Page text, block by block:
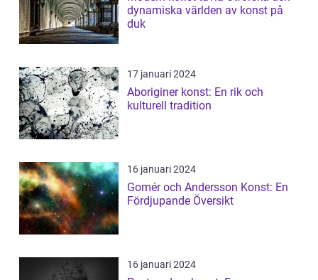
dynamiska världen av konst på
duk
17 januari 2024
Aboriginer konst: En rik och
kulturell tradition
16 januari 2024
Gomér och Andersson Konst: En
Fördjupande Översikt
16 januari 2024